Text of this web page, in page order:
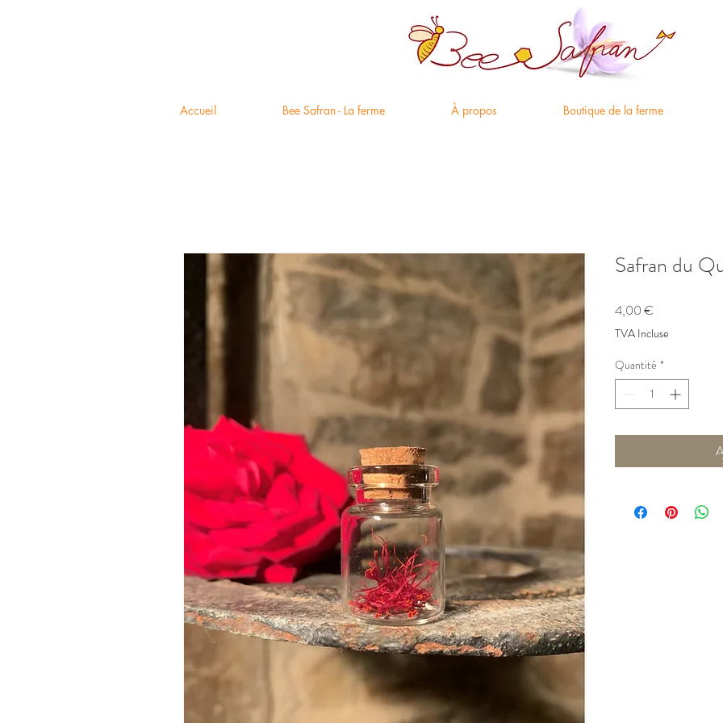
Accueil Bee Safran - La ferme À propos Boutique de la ferme
Safran du
4,00 €
TVA Incluse
Quantité *